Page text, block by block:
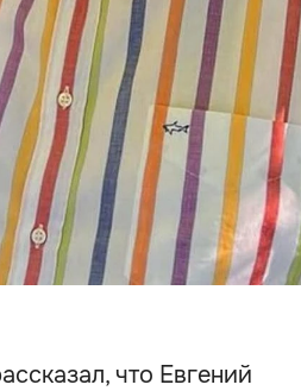
что Евгений